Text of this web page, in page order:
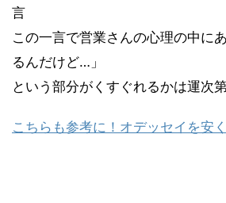
言
この一言で営業さんの心理の中に
るんだけど…」
という部分がくすぐれるかは運次
こちらも参考に！オデッセイを安